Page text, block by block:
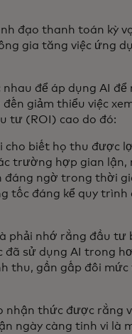
đạo thanh toán kỳ
gia tăng việc ứng
nhau để áp dụng AI
giảm thiểu việc
tư (ROI) cao do đó:
cho biết họ thu được
trường hợp gian lận,
đáng ngờ trong thời
tốc đáng kể quy
phải nhớ rằng đầu tư
đã sử dụng AI trong
thu, gần gấp đôi
thức được rằng
ngày càng tinh vi là